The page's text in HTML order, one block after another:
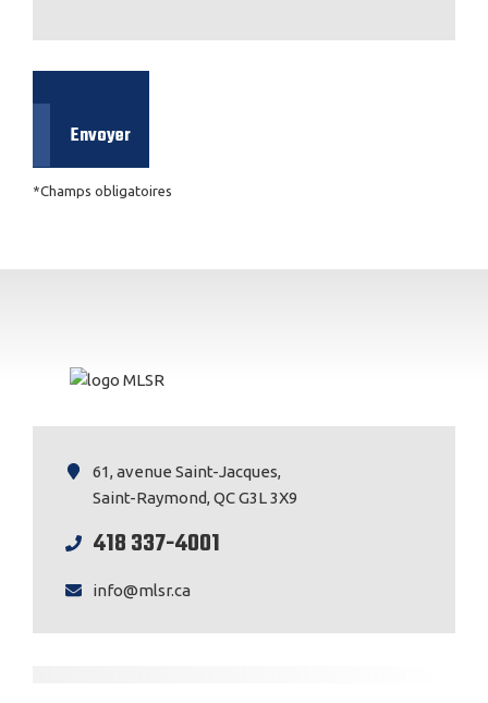
*Champs obligatoires
61, avenue Saint-Jacques,
Saint-Raymond, QC G3L 3X9
418 337-4001
info@mlsr.ca